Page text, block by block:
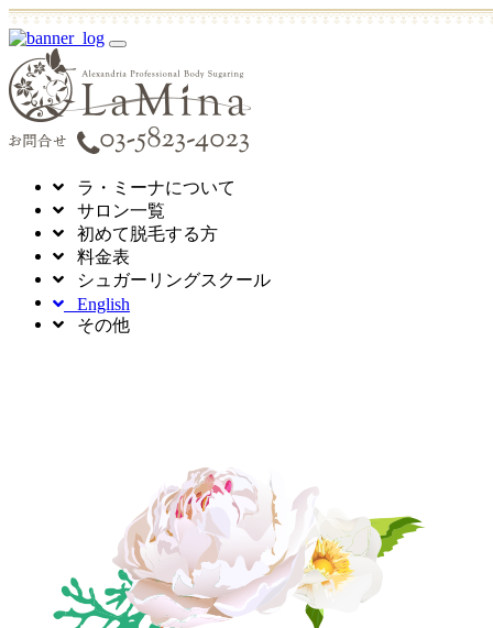
toggle
navigation
ラ・ミーナについて
サロン一覧
初めて脱毛する方
料金表
シュガーリングスクール
English
その他